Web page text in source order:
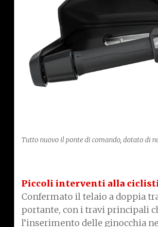
Tutto nuovo il ponte di comando, dotato di
Piccoli interventi alla
Confermato il telaio a doppia
portante, con i travi principali
l’inserimento delle ginocchia